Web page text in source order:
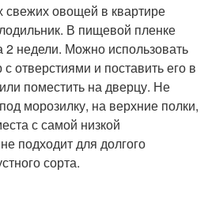
овощей в квартире
В пищевой пленке
2 недели. Можно использовать
отверстиями и поставить его в
поместить на дверцу. Не
морозилку, на верхние полки,
с самой низкой
подходит для долгого
сорта.